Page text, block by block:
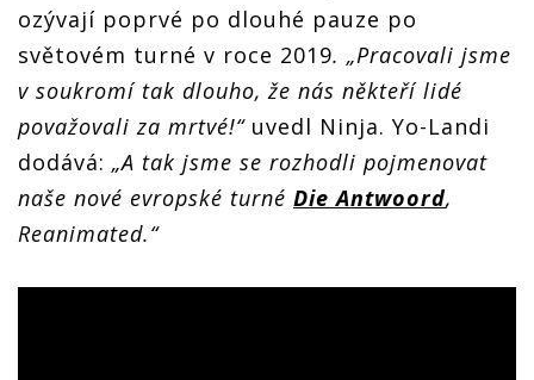
ozývají poprvé po dlouhé pauze po
světovém turné v roce 2019. „Pracovali jsme
v soukromí tak dlouho, že nás někteří lidé
považovali za mrtvé!“uvedl Ninja. Yo-Landi
dodává: „A tak jsme se rozhodli pojmenovat
naše nové evropské turné Die Antwoord,
Reanimated.“